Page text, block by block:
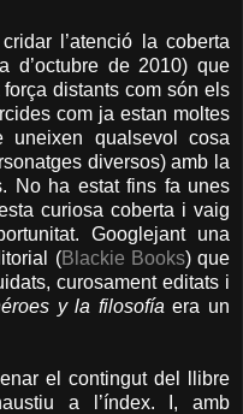
l’atenció la coberta
d’octubre de 2010) que
distants com són els
com ja estan moltes
uneixen qualsevol cosa
diversos) amb la
No ha estat fins fa unes
curiosa coberta i vaig
Googlejant una
(Blackie Books) que
curosament editats i
y la filosofía era un
el contingut del llibre
a l’índex. I, amb